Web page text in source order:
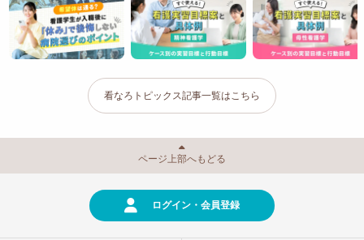
看なろトピックス記事一覧はこちら
ページ上部へもどる
ログイン・会員登録